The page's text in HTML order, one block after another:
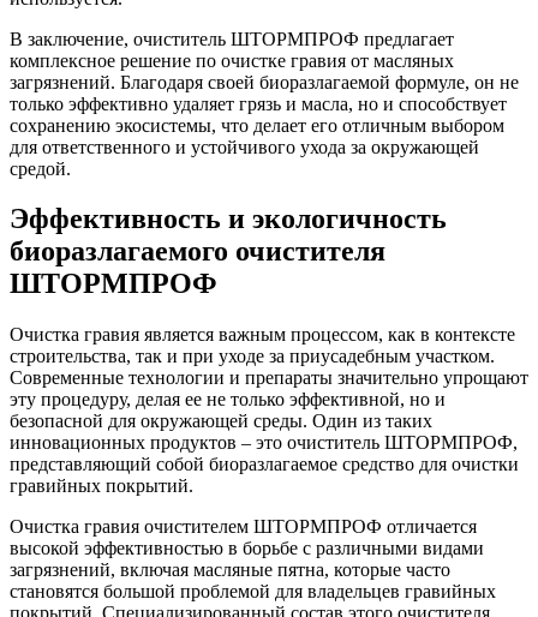
В заключение, очиститель ШТОРМПРОФ предлагает
комплексное решение по очистке гравия от масляных
загрязнений. Благодаря своей биоразлагаемой формуле, он не
только эффективно удаляет грязь и масла, но и способствует
сохранению экосистемы, что делает его отличным выбором
для ответственного и устойчивого ухода за окружающей
средой.
Эффективность и экологичность
биоразлагаемого очистителя
ШТОРМПРОФ
Очистка гравия является важным процессом, как в контексте
строительства, так и при уходе за приусадебным участком.
Современные технологии и препараты значительно упрощают
эту процедуру, делая ее не только эффективной, но и
безопасной для окружающей среды. Один из таких
инновационных продуктов – это очиститель ШТОРМПРОФ,
представляющий собой биоразлагаемое средство для очистки
гравийных покрытий.
Очистка гравия очистителем ШТОРМПРОФ отличается
высокой эффективностью в борьбе с различными видами
загрязнений, включая масляные пятна, которые часто
становятся большой проблемой для владельцев гравийных